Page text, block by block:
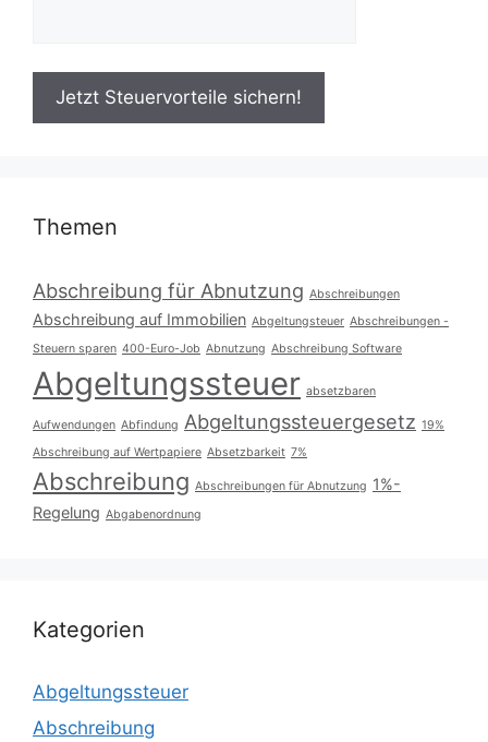
Themen
Abschreibung für Abnutzung Abschreibungen
Abschreibung auf Immobilien Abgeltungsteuer Abschreibungen -
Steuern sparen 400-Euro-Job Abnutzung Abschreibung Software
Abgeltungssteuer absetzbaren
Aufwendungen Abfindung Abgeltungssteuergesetz 19%
Abschreibung auf Wertpapiere Absetzbarkeit 7%
Abschreibung Abschreibungen für Abnutzung 1%-
Regelung Abgabenordnung
Kategorien
Abgeltungssteuer
Abschreibung